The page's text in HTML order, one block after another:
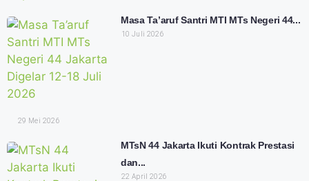
Masa Ta’aruf Santri MTI MTs Negeri 44...
10 Juli 2026
29 Mei 2026
MTsN 44 Jakarta Ikuti Kontrak Prestasi
dan...
22 April 2026